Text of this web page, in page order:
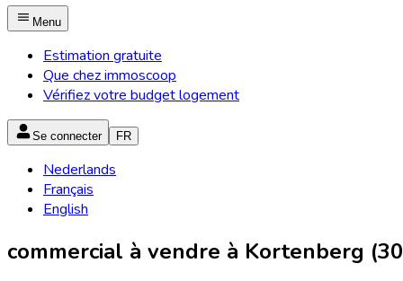
Menu
Estimation gratuite
Que chez immoscoop
Vérifiez votre budget logement
Se connecter FR
Nederlands
Français
English
commercial à vendre à Kortenberg